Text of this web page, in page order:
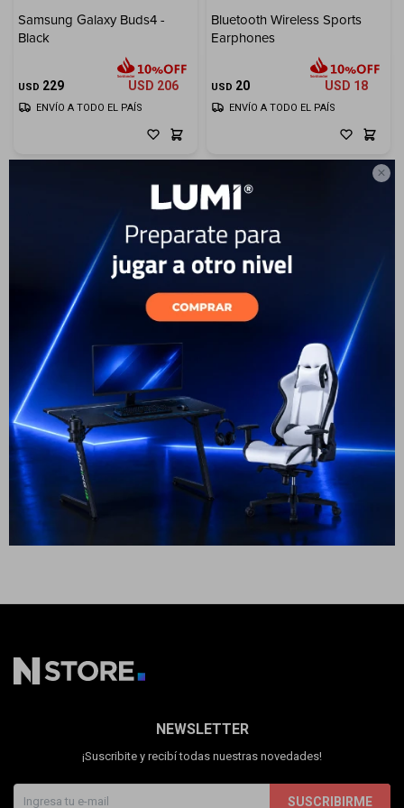

Samsung Galaxy Buds4 -
Black
USD 229 USD 206
ENVÍO A TODO EL PAÍS
Bluetooth Wireless Sports
Earphones
USD 20 USD 18
ENVÍO A TODO EL PAÍS
Bluetooth Earbud Havit U2
USD 49
USD 19 USD17
ENVÍO A TODO EL PAÍS
NEWSLETTER
¡Suscribite y recibí todas nuestras novedades!
SUSCRIBIRME
Electrodomésticos
Marcas
Cuenta
Tiendas